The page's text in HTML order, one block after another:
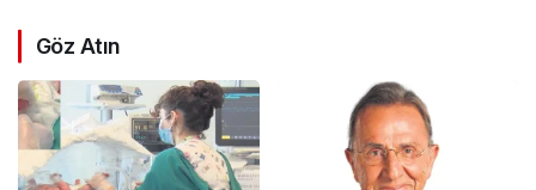
Göz Atın